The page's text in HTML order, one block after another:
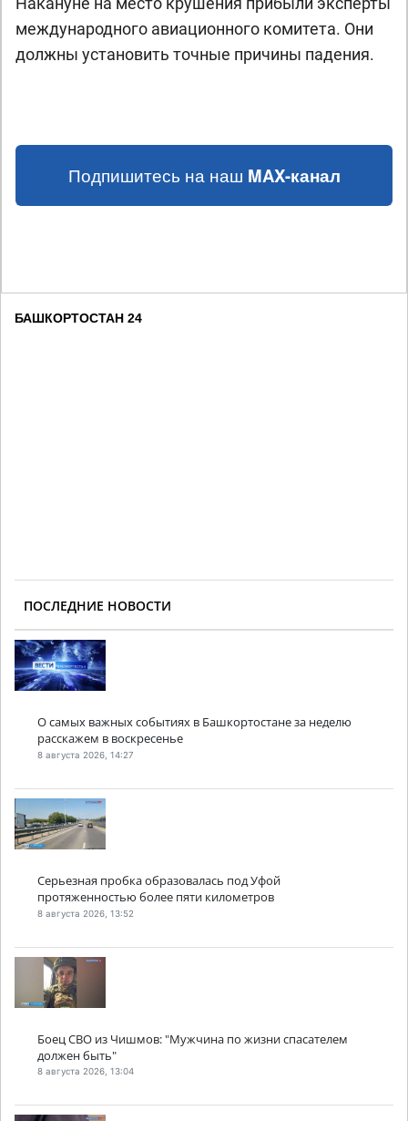
международного авиационного комитета. Они
должны установить точные причины падения.
Подпишитесь на наш MAX-канал
БАШКОРТОСТАН 24
ПОСЛЕДНИЕ НОВОСТИ
О самых важных событиях в Башкортостане за неделю
расскажем в воскресенье
8 августа 2026, 14:27
Серьезная пробка образовалась под Уфой
протяженностью более пяти километров
8 августа 2026, 13:52
Боец СВО из Чишмов: "Мужчина по жизни спасателем
должен быть"
8 августа 2026, 13:04